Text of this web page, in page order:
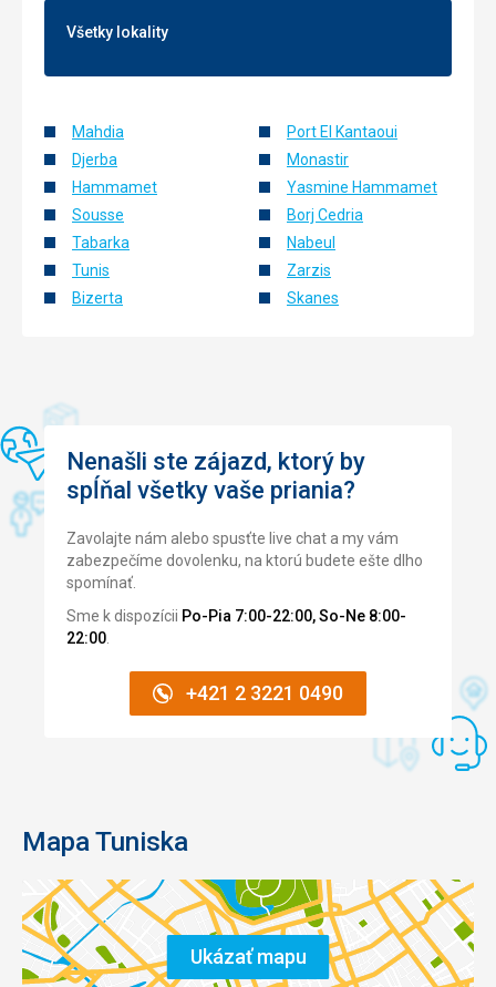
Služby
Táto recenzia bola preložená automaticky pomocou
Všetky lokality
Mahdia
Djerba
Hammamet
Sousse
Tabarka
Tunis
Bizerta
Port El Kantaoui
Monastir
Yasmine Hammamet
Borj Cedria
Nabeul
Zarzis
Skanes
Nenašli ste zájazd, ktorý by
spĺňal všetky vaše priania?
Zavolajte nám alebo spusťte live chat a my vám
zabezpečíme dovolenku, na ktorú budete ešte dlho
spomínať.
Sme k dispozícii Po-Pia 7:00-22:00, So-Ne 8:00-
22:00
+421 2 3221 0490
Mapa Tuniska
Ukázať mapu